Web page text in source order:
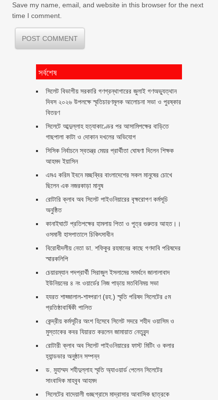
Save my name, email, and website in this browser for the next
time I comment.
সর্বশেষ
সিলেট বিভাগীয় সরকারি গণগ্রন্থাগারের জুলাই গণঅভ্যুত্থান
দিবস ২০২৬ উপলক্ষে স্মৃতিচারণমূলক আলোচনা সভা ও পুরষ্কার
বিতরণ ‎ ‎
সিলেটে আব্দুল্লাহ হত্যাকাণ্ডের পর আসামিপক্ষের বাড়িতে
গাছপালা কাটা ও দোকান দখলের অভিযোগ
সিসিক নির্বাচনে স্বতন্ত্র মেয়র প্রার্থীতা ঘোষণা দিলেন শিক্ষক
আহমদ ইয়াসিন
এমএ করিম ইবনে মচ্ছব্বির বাংলাদেশের সকল মানুষের চোখে
ছিলেন এক নজরকাড়া মানুষ ‎
রোটারি ক্লাব অব সিলেট পাইওনিয়ারের বৃক্ষরোপণ কর্মসূচি
অনুষ্ঠিত
কানাইঘাটে প্রতিপক্ষের হামলায় পিতা ও পুত্র গুরুতর আহত।।
ওসমানী হাসপাতালে চিকিৎসাধীন
বিরোধীদলীয় নেতা ডা. শফিকুর রহমানের কাছে গণদাবি পরিষদের
স্মারকলিপি ‎
চেয়ারম্যান পদপ্রার্থী সিরাজুল ইসলামের সমর্থনে জালালাবাদ
ইউনিয়নের ৪ নং ওয়ার্ডের নিজ পাড়ায় মতবিনিময় সভা
হযরত শাহ্জালাল-শাহ্পরাণ (রহ.) স্মৃতি পরিষদ সিলেটের ৫ম
প্রতিষ্ঠাবার্ষিকী পালিত ‎​
কেন্দ্রীয় কর্মসূচীর অংশ হিসেবে সিলেট সদরে শহীদ ওয়াসিম ও
মুস্তাকের কবর যিয়ারত করলেন জামায়াত নেতৃবৃন্দ ‎
রোটারী ক্লাব অব সিলেট পাইওনিয়ারের ফাস্ট মিটিং ও কলার
হ্যান্ডভার অনুষ্ঠান সম্পন্ন
ড. মুহাম্মদ শহীদুল্লাহ স্মৃতি অ্যাওয়ার্ড পেলেন সিলেটের
সাংবাদিক মাহবুব আহমদ
সিলেটের বাদেয়ালী গুচ্ছগ্রামে মাদ্রাসার আবাসিক ছাত্রকে